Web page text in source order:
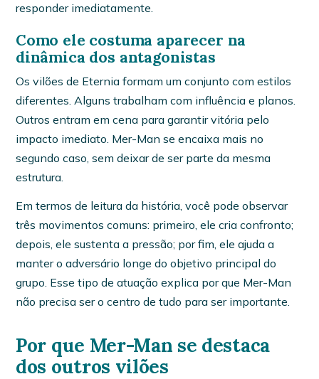
responder imediatamente.
Como ele costuma aparecer na
dinâmica dos antagonistas
Os vilões de Eternia formam um conjunto com estilos
diferentes. Alguns trabalham com influência e planos.
Outros entram em cena para garantir vitória pelo
impacto imediato. Mer-Man se encaixa mais no
segundo caso, sem deixar de ser parte da mesma
estrutura.
Em termos de leitura da história, você pode observar
três movimentos comuns: primeiro, ele cria confronto;
depois, ele sustenta a pressão; por fim, ele ajuda a
manter o adversário longe do objetivo principal do
grupo. Esse tipo de atuação explica por que Mer-Man
não precisa ser o centro de tudo para ser importante.
Por que Mer-Man se destaca
dos outros vilões